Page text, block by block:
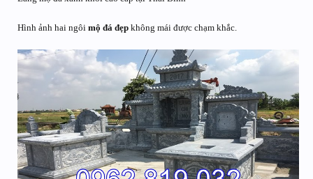
Hình ảnh hai ngôi mộ đá đẹp không mái được chạm khắc.